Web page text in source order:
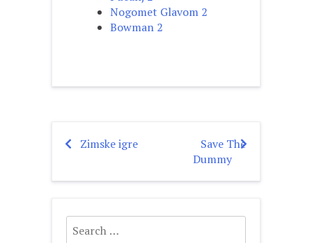
Nogomet Glavom 2
Bowman 2
Post
navigation
Zimske igre
Save The
Dummy
Search
for: